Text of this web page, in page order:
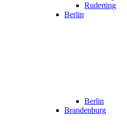
Ruderting
Berlin
Berlin
Brandenburg